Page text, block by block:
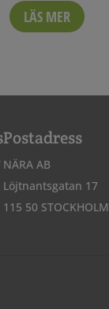
LÄS MER
Postadress
NÄRA AB
Löjtnantsgatan 17
115 50 STOCKHOLM